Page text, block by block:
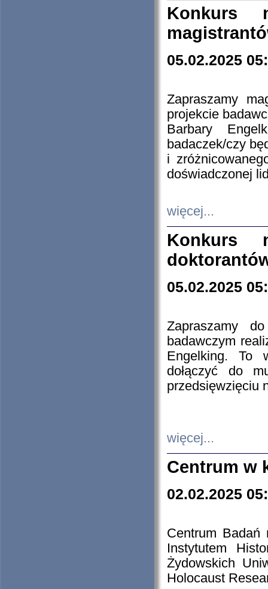
Konkurs
05.02.2025
Zapraszamy
projekcie
Barbary
badaczek/czy
i
doświadczonej
więcej...
Konkurs
05.02.2025
Zapraszamy
badawczym
Engelking. To
dołączyć do
przedsięwzięciu
więcej...
Centrum w
02.02.2025
Centrum Badań
Instytutem
Żydowskich
Holocaust